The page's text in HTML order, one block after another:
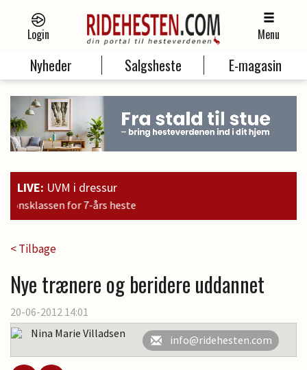
Login Menu
Nyheder Salgsheste E-magasin
LIVE: UVM i dressur
< Tilbage
Nye trænere og beridere uddannet
20-06-2012 14:01
Nina Marie Villadsen
info@ridehesten.com